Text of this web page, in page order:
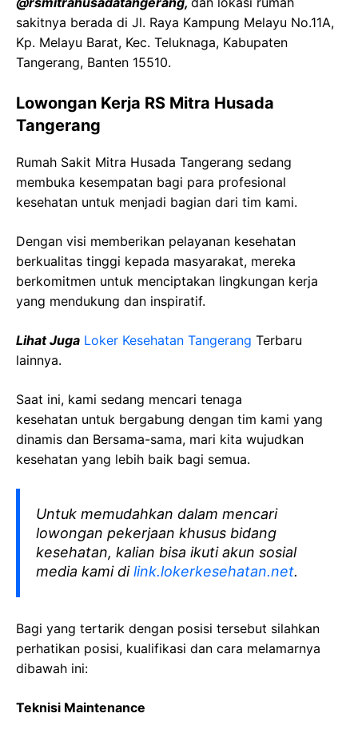
sakitnya berada di Jl. Raya Kampung Melayu No.11A,
Kp. Melayu Barat, Kec. Teluknaga, Kabupaten
Tangerang, Banten 15510.
Lowongan Kerja RS Mitra Husada
Tangerang
Rumah Sakit Mitra Husada Tangerang sedang
membuka kesempatan bagi para profesional
kesehatan untuk menjadi bagian dari tim kami.
Dengan visi memberikan pelayanan kesehatan
berkualitas tinggi kepada masyarakat, mereka
berkomitmen untuk menciptakan lingkungan kerja
yang mendukung dan inspiratif.
Lihat Juga Loker Kesehatan Tangerang Terbaru
lainnya.
Saat ini, kami sedang mencari tenaga
kesehatan untuk bergabung dengan tim kami yang
dinamis dan Bersama-sama, mari kita wujudkan
kesehatan yang lebih baik bagi semua.
Untuk memudahkan dalam mencari
lowongan pekerjaan khusus bidang
kesehatan, kalian bisa ikuti akun sosial
media kami dilink.lokerkesehatan.net.
Bagi yang tertarik dengan posisi tersebut silahkan
perhatikan posisi, kualifikasi dan cara melamarnya
dibawah ini:
Teknisi Maintenance